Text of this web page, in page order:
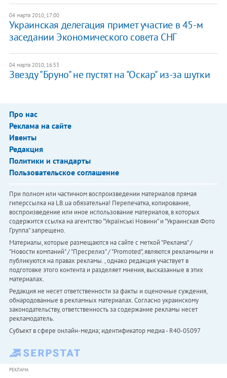
04 марта 2010, 17:00
Украинская делегация примет участие в 45-м
заседании Экономического совета СНГ
04 марта 2010, 16:53
Звезду "Бруно" не пустят на "Оскар" из-за шутки
Про нас
Реклама на сайте
Ивенты
Редакция
Политики и стандарты
Пользовательское соглашение
При полном или частичном воспроизведении материалов прямая
гиперссылка на LB.ua обязательна! Перепечатка, копирование,
воспроизведение или иное использование материалов, в которых
содержится ссылка на агентство "Українськi Новини" и "Украинская Фото
Группа" запрещено.
Материалы, которые размещаются на сайте с меткой "Реклама" /
"Новости компаний" / "Пресрелиз" / "Promoted", являются рекламными и
публикуются на правах рекламы. , однако редакция участвует в
подготовке этого контента и разделяет мнения, высказанные в этих
материалах.
Редакция не несет ответственности за факты и оценочные суждения,
обнародованные в рекламных материалах. Согласно украинскому
законодательству, ответственность за содержание рекламы несет
рекламодатель.
Субъект в сфере онлайн-медиа; идентификатор медиа - R40-05097
РЕКЛАМА